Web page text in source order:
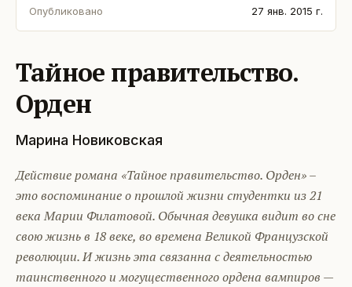
Опубликовано
27 янв. 2015 г.
Тайное правительство.
Орден
Марина Новиковская
Действие романа «Тайное правительство. Орден» –
это воспоминание о прошлой жизни студентки из 21
века Марии Филатовой. Обычная девушка видит во сне
свою жизнь в 18 веке, во времена Великой Французской
революции. И жизнь эта связанна с деятельностью
таинственного и могущественного ордена вампиров —